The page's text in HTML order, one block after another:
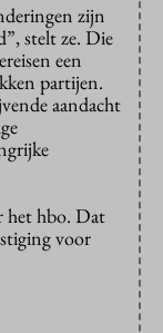
zijn
stelt ze. Die
een
partijen.
aandacht
het hbo. Dat
voor